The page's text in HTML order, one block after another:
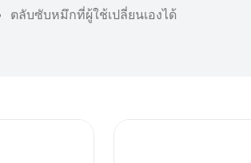
ตลับซับหมึกที่ผู้ใช้เปลี่ยนเองได้